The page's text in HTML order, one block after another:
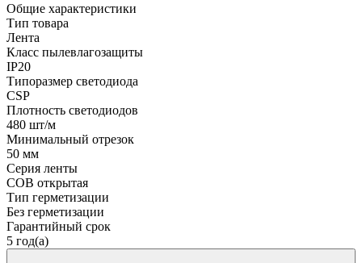
Общие характеристики
Тип товара
Лента
Класс пылевлагозащиты
IP20
Типоразмер светодиода
CSP
Плотность светодиодов
480 шт/м
Минимальный отрезок
50 мм
Серия ленты
COB открытая
Тип герметизации
Без герметизации
Гарантийный срок
5 год(а)